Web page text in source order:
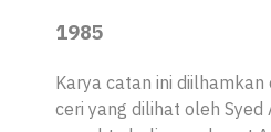
1985
Karya catan ini
ceri yang dilihat oleh Syed